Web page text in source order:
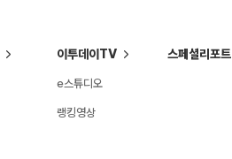
이투데이TV
e스튜디오
랭킹영상
스페셜리포트